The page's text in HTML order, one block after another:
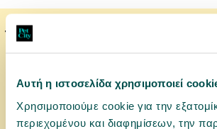
Αυτή η ιστοσελίδα χρησιμοποιεί
Χρησιμοποιούμε cookie για την
περιεχομένου και διαφημίσεων, την
Το κατοικίδιό σας μπορεί να